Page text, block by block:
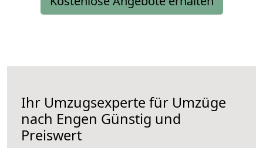
Ihr Umzugsexperte für Umzüge
nach Engen Günstig und
Preiswert